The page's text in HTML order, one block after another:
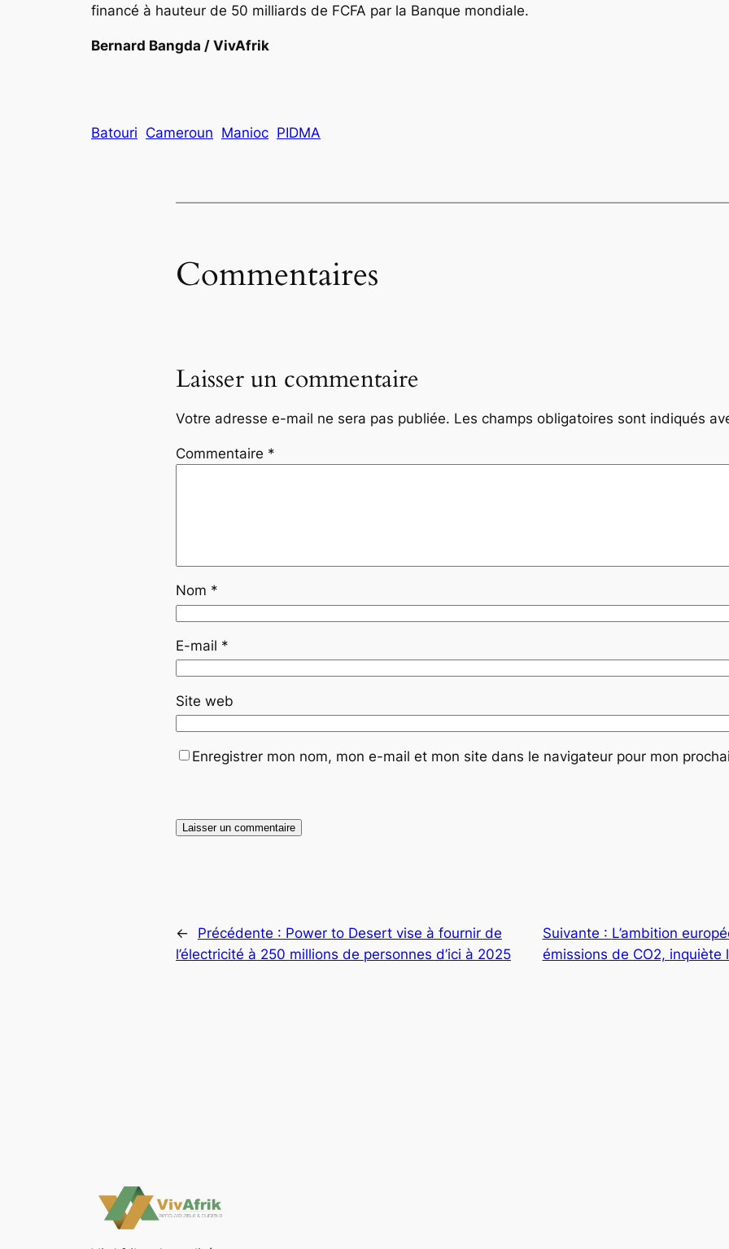
financé à hauteur de 50 milliards de FCFA par la Banque mondiale.
Bernard Bangda / VivAfrik
Batouri Cameroun Manioc PIDMA
Commentaires
Laisser un commentaire
Votre adresse e-mail ne sera pas publiée. Les champs obligatoires sont indiqués
Commentaire *
Nom *
E-mail *
Site web
Enregistrer mon nom, mon e-mail et mon site dans le navigateur pour mon
← Précédente : Power to Desert vise à fournir de
l’électricité à 250 millions de personnes d’ici à 2025
Suivante : L’ambition
émissions de CO2, inquiète